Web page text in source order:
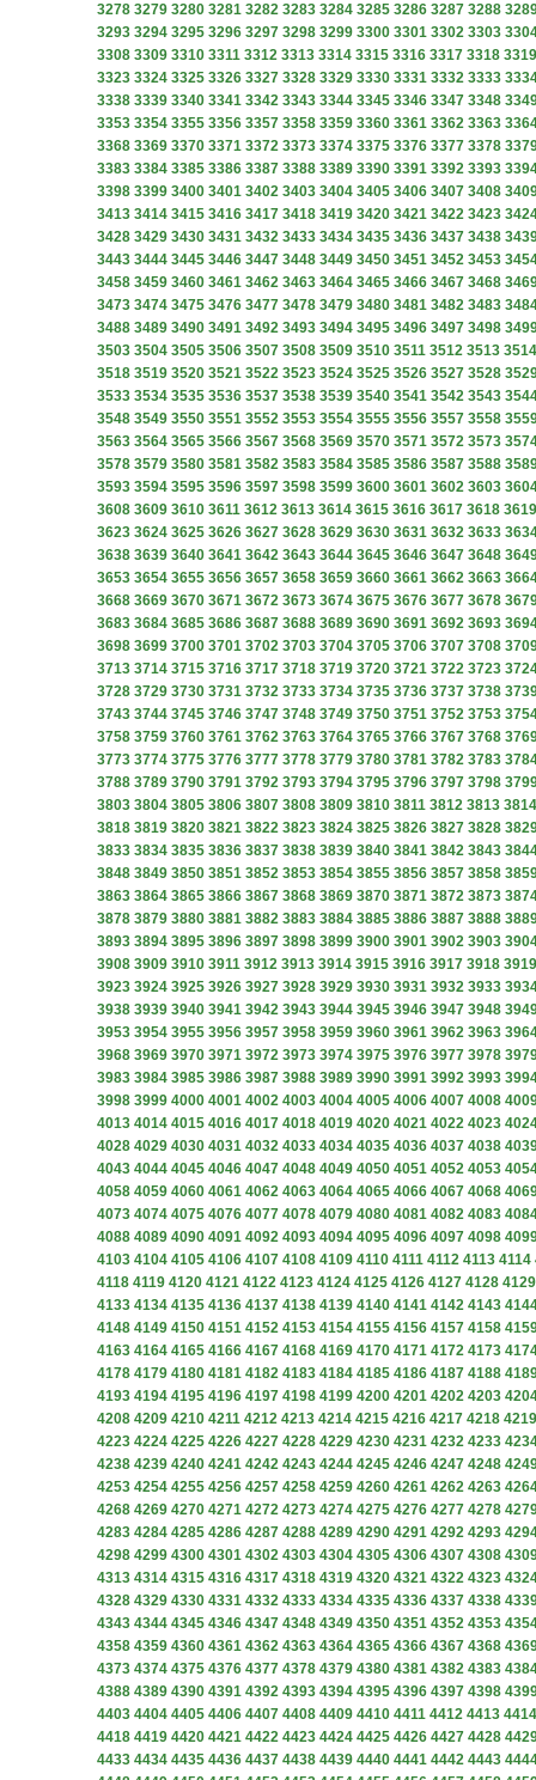
3278 3279 3280 3281 3282 3283 3284 3285 3286 3287 3288
3293 3294 3295 3296 3297 3298 3299 3300 3301 3302 3303
3308 3309 3310 3311 3312 3313 3314 3315 3316 3317 3318 3319
3323 3324 3325 3326 3327 3328 3329 3330 3331 3332 3333
3338 3339 3340 3341 3342 3343 3344 3345 3346 3347 3348
3353 3354 3355 3356 3357 3358 3359 3360 3361 3362 3363
3368 3369 3370 3371 3372 3373 3374 3375 3376 3377 3378
3383 3384 3385 3386 3387 3388 3389 3390 3391 3392 3393
3398 3399 3400 3401 3402 3403 3404 3405 3406 3407 3408
3413 3414 3415 3416 3417 3418 3419 3420 3421 3422 3423
3428 3429 3430 3431 3432 3433 3434 3435 3436 3437 3438
3443 3444 3445 3446 3447 3448 3449 3450 3451 3452 3453
3458 3459 3460 3461 3462 3463 3464 3465 3466 3467 3468
3473 3474 3475 3476 3477 3478 3479 3480 3481 3482 3483
3488 3489 3490 3491 3492 3493 3494 3495 3496 3497 3498
3503 3504 3505 3506 3507 3508 3509 3510 3511 3512 3513 3514
3518 3519 3520 3521 3522 3523 3524 3525 3526 3527 3528
3533 3534 3535 3536 3537 3538 3539 3540 3541 3542 3543
3548 3549 3550 3551 3552 3553 3554 3555 3556 3557 3558
3563 3564 3565 3566 3567 3568 3569 3570 3571 3572 3573
3578 3579 3580 3581 3582 3583 3584 3585 3586 3587 3588
3593 3594 3595 3596 3597 3598 3599 3600 3601 3602 3603
3608 3609 3610 3611 3612 3613 3614 3615 3616 3617 3618 3619
3623 3624 3625 3626 3627 3628 3629 3630 3631 3632 3633
3638 3639 3640 3641 3642 3643 3644 3645 3646 3647 3648
3653 3654 3655 3656 3657 3658 3659 3660 3661 3662 3663
3668 3669 3670 3671 3672 3673 3674 3675 3676 3677 3678
3683 3684 3685 3686 3687 3688 3689 3690 3691 3692 3693
3698 3699 3700 3701 3702 3703 3704 3705 3706 3707 3708
3713 3714 3715 3716 3717 3718 3719 3720 3721 3722 3723
3728 3729 3730 3731 3732 3733 3734 3735 3736 3737 3738
3743 3744 3745 3746 3747 3748 3749 3750 3751 3752 3753
3758 3759 3760 3761 3762 3763 3764 3765 3766 3767 3768
3773 3774 3775 3776 3777 3778 3779 3780 3781 3782 3783
3788 3789 3790 3791 3792 3793 3794 3795 3796 3797 3798
3803 3804 3805 3806 3807 3808 3809 3810 3811 3812 3813 3814
3818 3819 3820 3821 3822 3823 3824 3825 3826 3827 3828
3833 3834 3835 3836 3837 3838 3839 3840 3841 3842 3843
3848 3849 3850 3851 3852 3853 3854 3855 3856 3857 3858
3863 3864 3865 3866 3867 3868 3869 3870 3871 3872 3873
3878 3879 3880 3881 3882 3883 3884 3885 3886 3887 3888
3893 3894 3895 3896 3897 3898 3899 3900 3901 3902 3903
3908 3909 3910 3911 3912 3913 3914 3915 3916 3917 3918 3919
3923 3924 3925 3926 3927 3928 3929 3930 3931 3932 3933
3938 3939 3940 3941 3942 3943 3944 3945 3946 3947 3948
3953 3954 3955 3956 3957 3958 3959 3960 3961 3962 3963
3968 3969 3970 3971 3972 3973 3974 3975 3976 3977 3978
3983 3984 3985 3986 3987 3988 3989 3990 3991 3992 3993
3998 3999 4000 4001 4002 4003 4004 4005 4006 4007 4008
4013 4014 4015 4016 4017 4018 4019 4020 4021 4022 4023
4028 4029 4030 4031 4032 4033 4034 4035 4036 4037 4038
4043 4044 4045 4046 4047 4048 4049 4050 4051 4052 4053
4058 4059 4060 4061 4062 4063 4064 4065 4066 4067 4068
4073 4074 4075 4076 4077 4078 4079 4080 4081 4082 4083
4088 4089 4090 4091 4092 4093 4094 4095 4096 4097 4098
4103 4104 4105 4106 4107 4108 4109 4110 4111 4112 4113 4114
4118 4119 4120 4121 4122 4123 4124 4125 4126 4127 4128 4129
4133 4134 4135 4136 4137 4138 4139 4140 4141 4142 4143
4148 4149 4150 4151 4152 4153 4154 4155 4156 4157 4158
4163 4164 4165 4166 4167 4168 4169 4170 4171 4172 4173
4178 4179 4180 4181 4182 4183 4184 4185 4186 4187 4188
4193 4194 4195 4196 4197 4198 4199 4200 4201 4202 4203
4208 4209 4210 4211 4212 4213 4214 4215 4216 4217 4218 4219
4223 4224 4225 4226 4227 4228 4229 4230 4231 4232 4233
4238 4239 4240 4241 4242 4243 4244 4245 4246 4247 4248
4253 4254 4255 4256 4257 4258 4259 4260 4261 4262 4263
4268 4269 4270 4271 4272 4273 4274 4275 4276 4277 4278
4283 4284 4285 4286 4287 4288 4289 4290 4291 4292 4293
4298 4299 4300 4301 4302 4303 4304 4305 4306 4307 4308
4313 4314 4315 4316 4317 4318 4319 4320 4321 4322 4323
4328 4329 4330 4331 4332 4333 4334 4335 4336 4337 4338
4343 4344 4345 4346 4347 4348 4349 4350 4351 4352 4353
4358 4359 4360 4361 4362 4363 4364 4365 4366 4367 4368
4373 4374 4375 4376 4377 4378 4379 4380 4381 4382 4383
4388 4389 4390 4391 4392 4393 4394 4395 4396 4397 4398
4403 4404 4405 4406 4407 4408 4409 4410 4411 4412 4413 4414
4418 4419 4420 4421 4422 4423 4424 4425 4426 4427 4428
4433 4434 4435 4436 4437 4438 4439 4440 4441 4442 4443